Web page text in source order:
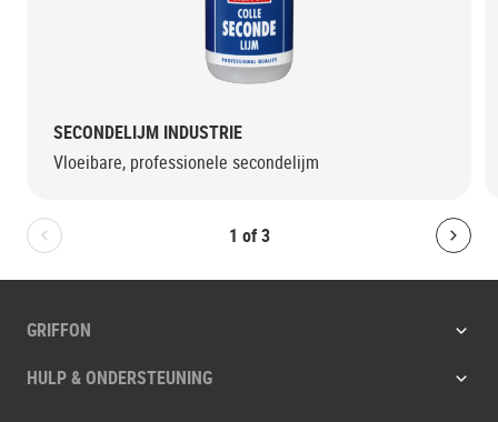
1 of 3
Bolton.General.PreviousSlide
SECONDELIJM INDUSTRIE
Vloeibare, professionele secondelijm
GRIFFON
HULP & ONDERSTEUNING